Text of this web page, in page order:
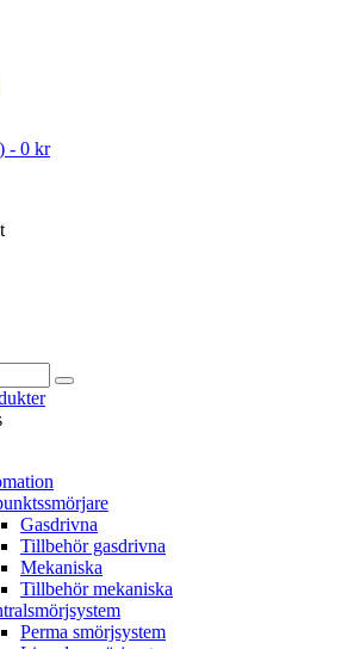
- 0 kr
Gasdrivna
Tillbehör gasdrivna
Mekaniska
Tillbehör mekaniska
Perma smörjsystem